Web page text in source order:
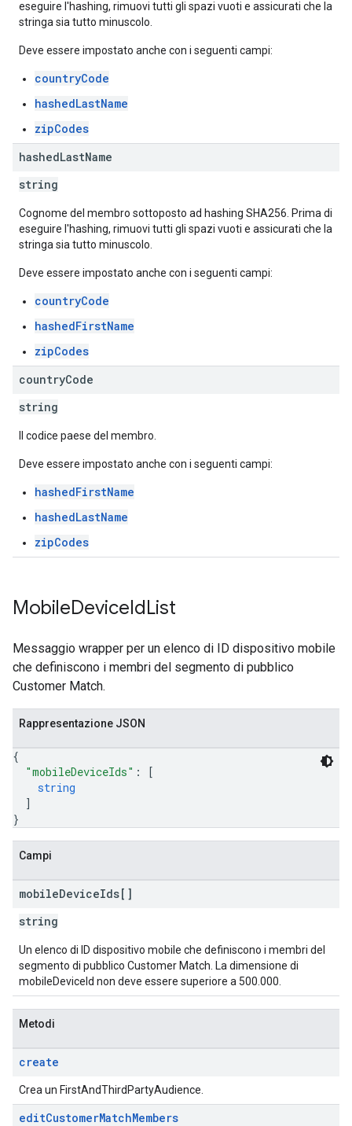
eseguire l'hashing, rimuovi tutti gli spazi vuoti e assicurati che la
stringa sia tutto minuscolo.
Deve essere impostato anche con i seguenti campi:
countryCode
hashedLastName
zipCodes
hashedLastName
string
Cognome del membro sottoposto ad hashing SHA256. Prima di
eseguire l'hashing, rimuovi tutti gli spazi vuoti e assicurati che la
stringa sia tutto minuscolo.
Deve essere impostato anche con i seguenti campi:
countryCode
hashedFirstName
zipCodes
countryCode
string
Il codice paese del membro.
Deve essere impostato anche con i seguenti campi:
hashedFirstName
hashedLastName
zipCodes
MobileDeviceIdList
Messaggio wrapper per un elenco di ID dispositivo mobile
che definiscono i membri del segmento di pubblico
Customer Match.
Rappresentazione JSON
{
"mobileDeviceIds" :
[
string
]
}
Campi
mobileDeviceIds[]
string
Un elenco di ID dispositivo mobile che definiscono i membri del
segmento di pubblico Customer Match. La dimensione di
mobileDeviceId non deve essere superiore a 500.000.
Metodi
create
Crea un FirstAndThirdPartyAudience.
editCustomerMatchMembers